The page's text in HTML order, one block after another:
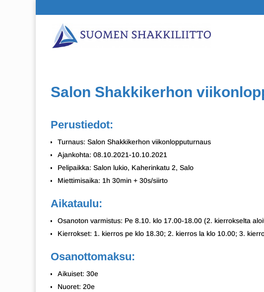
Salon Shakkikerhon
Perustiedot:
Turnaus: Salon Shakkikerhon viikonlopputurnaus
Ajankohta: 08.10.2021-10.10.2021
Pelipaikka: Salon lukio, Kaherinkatu 2, Salo
Miettimisaika: 1h 30min + 30s/siirto
Aikataulu:
Osanoton varmistus: Pe 8.10. klo 17.00-18.00 (2. kierrokselta
Kierrokset: 1. kierros pe klo 18.30; 2. kierros la klo 10.00; 3.
Osanottomaksu:
Aikuiset: 30e
Nuoret: 20e